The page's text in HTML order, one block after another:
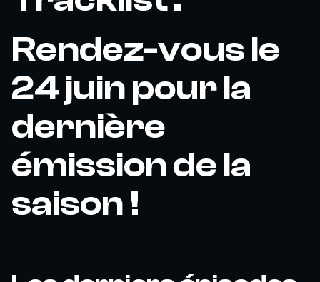
Rendez-vous le
24 juin pour la
dernière
émission de la
saison !